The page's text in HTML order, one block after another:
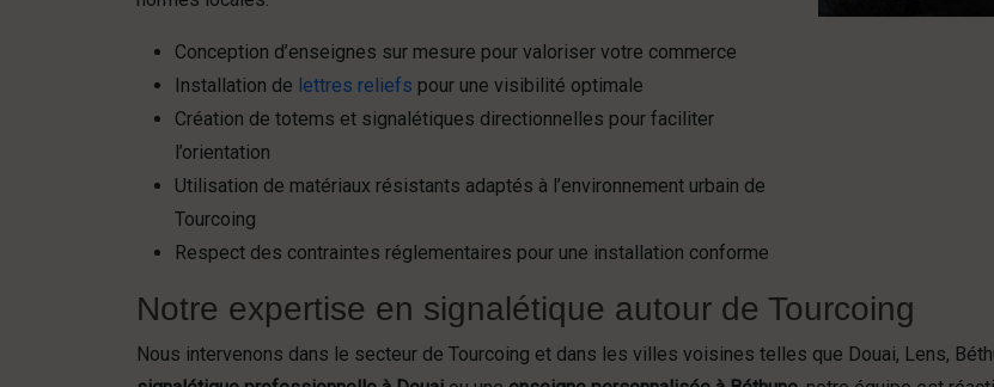
Conception d’enseignes sur mesure pour valoriser votre commerce
Installation de lettres reliefs pour une visibilité optimale
Création de totems et signalétiques directionnelles pour faciliter
l’orientation
Utilisation de matériaux résistants adaptés à l’environnement urbain de
Tourcoing
Respect des contraintes réglementaires pour une installation conforme
Notre expertise en signalétique autour de Tourcoing
Nous intervenons dans le secteur de Tourcoing et dans les villes voisines telles que Douai, Lens,